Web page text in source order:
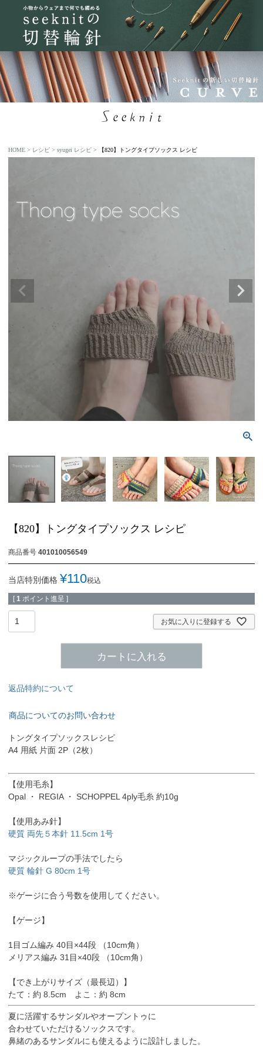
HOME レシピ syugei レシピ 【820】トングタイプソックス レシピ
【820】トングタイプソックス レシピ
商品番号 401010056549
当店特別価格 ¥110税込
[ 1 ポイント進呈 ]
お気に入りに登録する
カートに入れる
返品特約について
商品についてのお問い合わせ
トングタイプソックスレシピ
A4 用紙 片面 2P（2枚）
【使用毛糸】
Opal ・ REGIA ・ SCHOPPEL 4ply毛糸 約10g
【使用あみ針】
硬質 両先５本針 11.5cm 1号
マジックループの手法でしたら
硬質 輪針 G 80cm 1号
※ゲージに合う号数を使用してください。
【ゲージ】
1目ゴム編み 40目×44段 （10cm角）
メリアス編み 31目×40段 （10cm角）
【でき上がりサイズ（最長辺）】
たて：約 8.5cm よこ：約 8cm
夏に活躍するサンダルやオープントゥに
合わせていただけるソックスです。
鼻緒のあるサンダルにも使えるように設計しました。